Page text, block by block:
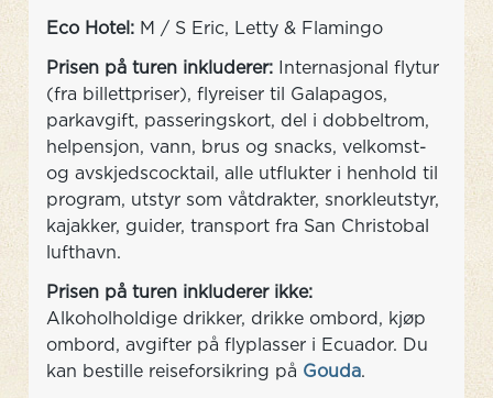
Eco Hotel: M / S Eric, Letty & Flamingo
Prisen på turen inkluderer: Internasjonal flytur
(fra billettpriser), flyreiser til Galapagos,
parkavgift, passeringskort, del i dobbeltrom,
helpensjon, vann, brus og snacks, velkomst-
og avskjedscocktail, alle utflukter i henhold til
program, utstyr som våtdrakter, snorkleutstyr,
kajakker, guider, transport fra San Christobal
lufthavn.
Prisen på turen inkluderer ikke:
Alkoholholdige drikker, drikke ombord, kjøp
ombord, avgifter på flyplasser i Ecuador. Du
kan bestille reiseforsikring på Gouda.